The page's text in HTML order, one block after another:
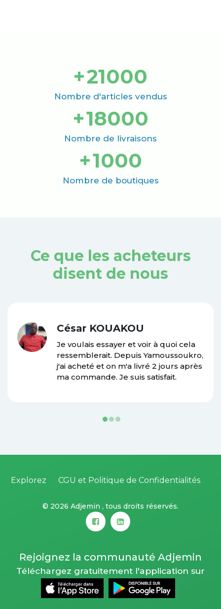
+21000
Nombre d'articles vendus
+18000
Nombre de livraisons
+1000
Nombre de boutiques
Ce que les acheteurs
disent de nous
César KOUAKOU
Je voulais essayer et voir à quoi cela
ressemblerait. Depuis Yamoussoukro,
j'ai acheté et on m'a livré 2 jours après
ma commande. Je suis satisfait.
Explorez CGU et Politique de Confidentialités
© 2026 Adjemin , tous droits réservés.
Rejoignez la communauté Adjemin
Téléchargez gratuitement l'application sur